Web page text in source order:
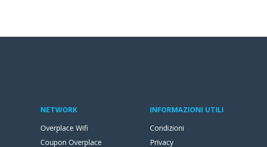
NETWORK
Overplace Wifi
Coupon Overplace
INFORMAZIONI UTILI
Condizioni
Privacy